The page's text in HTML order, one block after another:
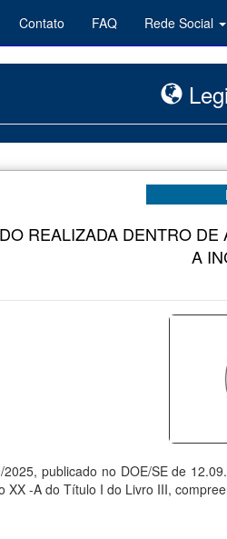
Contato FAQ Rede Social
REALIZADA DENTRO
A
2025, publicado no DOE/SE de
XX -A do Título I do Livro III,